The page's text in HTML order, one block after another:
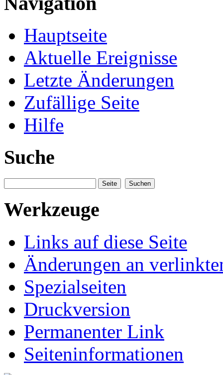
Hauptseite
Aktuelle Ereignisse
Letzte Änderungen
Zufällige Seite
Hilfe
Suche
Werkzeuge
Links auf diese Seite
Änderungen an
Spezialseiten
Druckversion
Permanenter Link
Seiteninformationen